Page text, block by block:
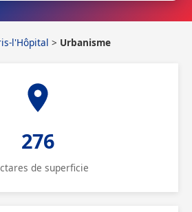
l'Hôpital > Urbanisme
276
de superficie